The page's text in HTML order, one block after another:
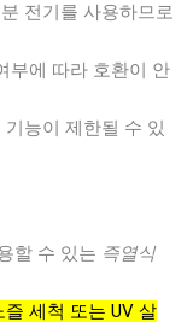
전기를 사용하므로
부에 따라 호환이 안
능이 제한될 수 있
할 수 있는 즉열식
즐 세척 또는 UV 살